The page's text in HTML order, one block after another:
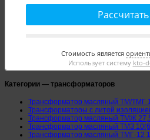
Рассчитать
Стоимость является
Использует систему kto-
Категории — трансформаторов
Трансформатор масляный ТМ/ТМГ
Трансформаторы с литой
Трансформатор масляный ТМЖ
Трансформатор масляный ТМЗ
Трансформатор масляный ТМГ-12